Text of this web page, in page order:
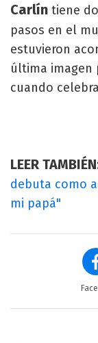
Carlín tiene
pasos en el
estuvieron
última imagen
cuando
LEER
debuta como
mi papá"